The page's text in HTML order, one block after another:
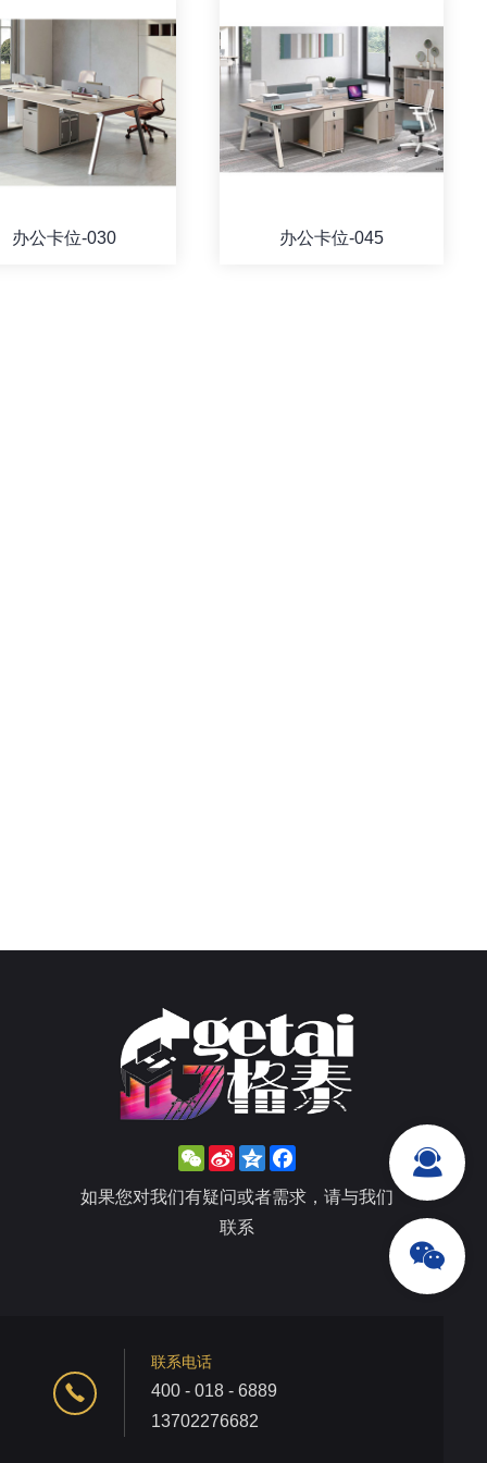
办公卡位-030 办公卡位-045
WeChat
Sina
Weibo
Qzone
如果您对我们有疑问或者需求，请与我们
联系
联系电话
400 - 018 - 6889
13702276682